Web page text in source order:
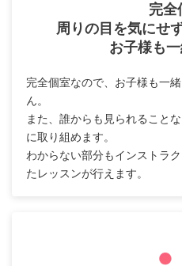
完全
周りの目を気にせ
お子様も
完全個室なので、お子様も一
ん。
また、誰からも見られること
に取り組めます。
わからない部分もインストラ
たレッスンが行えます。